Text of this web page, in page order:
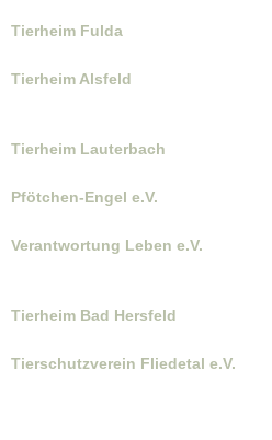
Tierheim Fulda
Tierheim Alsfeld
Tierheim Lauterbach
Pfötchen-Engel e.V.
Verantwortung Leben e.V.
Tierheim Bad Hersfeld
Tierschutzverein Fliedetal e.V.